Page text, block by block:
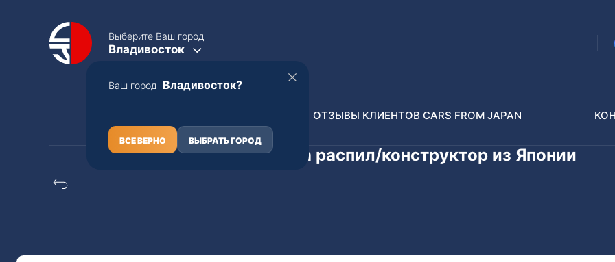
Выберите Ваш город
Владивосток
Ваш город Владивосток?
ВСЕ ВЕРНО ВЫБРАТЬ ГОРОД
Toyota
Lexus
Toyota
Isuzu
ОТЗЫВЫ КЛИЕНТОВ CARS FROM JAPAN
Suzuki subaru impreza распил/конструктор из Японии